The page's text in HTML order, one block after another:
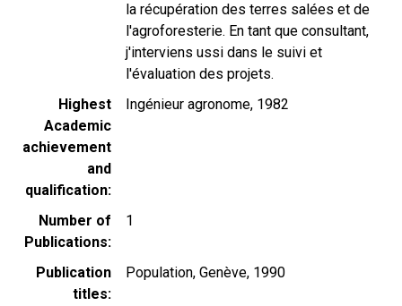
la récupération des terres salées et de
l'agroforesterie. En tant que consultant,
j'interviens ussi dans le suivi et
l'évaluation des projets.
Highest
Academic
achievement
and
qualification
Ingénieur agronome, 1982
Number of
Publications
1
Publication
titles
Population, Genève, 1990